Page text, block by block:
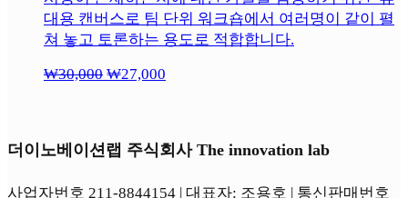
대용 캔버스로 팀 단위 워크숍에서 여러명이 같이 펼
쳐 놓고 토론하는 용도로 적합합니다.
₩30,000 원
격:
₩30,000.
₩27,000
격:
₩27,000.
더이노베이션랩 주식회사 The innovation lab
사업자번호 211-8844154 | 대표자: 조용호 | 통신판매번호